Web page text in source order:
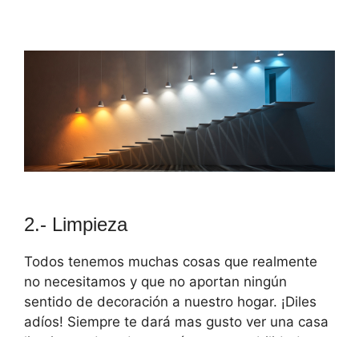
2.- Limpieza
Todos tenemos muchas cosas que realmente
no necesitamos y que no aportan ningún
sentido de decoración a nuestro hogar. ¡Diles
adíos! Siempre te dará mas gusto ver una casa